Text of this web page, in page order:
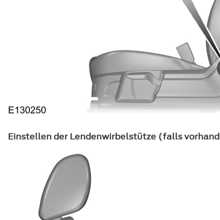
Einstellen der Lendenwirbelstütze (falls